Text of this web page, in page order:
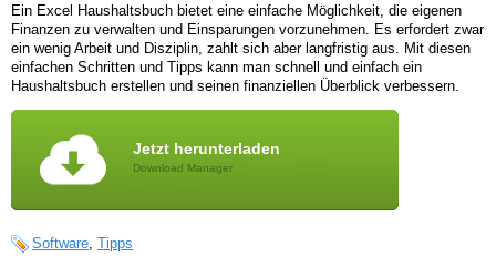
Ein Excel Haushaltsbuch bietet eine einfache Möglichkeit, die eigenen
Finanzen zu verwalten und Einsparungen vorzunehmen. Es erfordert zwar
ein wenig Arbeit und Disziplin, zahlt sich aber langfristig aus. Mit diesen
einfachen Schritten und Tipps kann man schnell und einfach ein
Haushaltsbuch erstellen und seinen finanziellen Überblick verbessern.
Jetzt herunterladen
Download Manager
Software Tipps